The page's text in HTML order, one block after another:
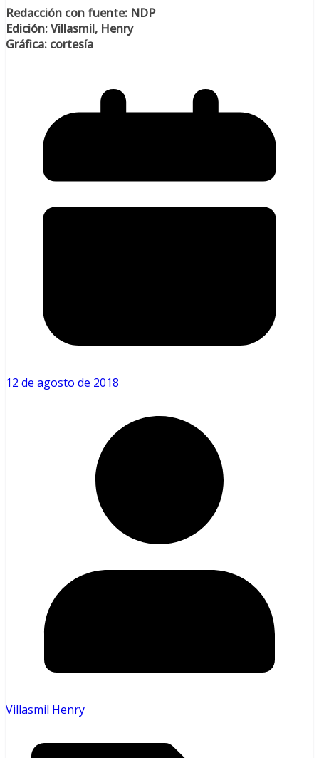
Redacción con fuente: NDP
Edición: Villasmil, Henry
Gráfica: cortesía
12 de agosto de 2018
Villasmil Henry